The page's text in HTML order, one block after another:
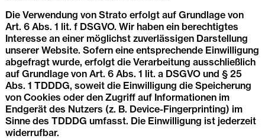
Die Verwendung von Strato erfolgt auf Grundlage von
Art. 6 Abs. 1 lit. f DSGVO. Wir haben ein berechtigtes
Interesse an einer möglichst zuverlässigen Darstellung
unserer Website. Sofern eine entsprechende Einwilligung
abgefragt wurde, erfolgt die Verarbeitung ausschließlich
auf Grundlage von Art. 6 Abs. 1 lit. a DSGVO und § 25
Abs. 1 TDDDG, soweit die Einwilligung die Speicherung
von Cookies oder den Zugriff auf Informationen im
Endgerät des Nutzers (z. B. Device-Fingerprinting) im
Sinne des TDDDG umfasst. Die Einwilligung ist jederzeit
widerrufbar.